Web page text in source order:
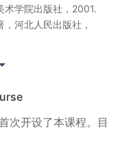
术学院出版社，2001.
河北人民出版社，
出版社，2012.
学工业出版社，2006.
著，化学工业出版
次开设了本课程。目